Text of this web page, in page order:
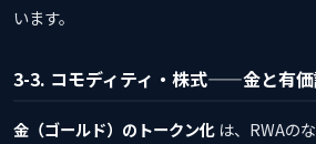
います。
3-3. コモディティ・株式——金と有
金（ゴールド）のトークン化 は、RWAの